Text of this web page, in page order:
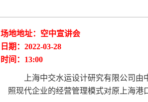
场地地址：空中宣讲会
日期：2022-03-28
时间：13:00
上海中交水运设计研究有限公司
照现代企业的经营管理模式对原上海港